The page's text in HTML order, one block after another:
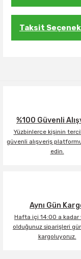
Taksit
%100 Güvenli
Yüzbinlerce kişinin
güvenli alışveriş
edin.
Aynı Gün
Hafta içi 14:00 a kadar
olduğunuz siparişleri
kargoluyoruz.